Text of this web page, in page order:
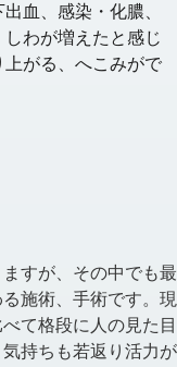
血、感染・化膿、
わが増えたと感じ
がる、へこみがで
すが、その中でも最
施術、手術です。現
て格段に人の見た目
持ちも若返り活力が